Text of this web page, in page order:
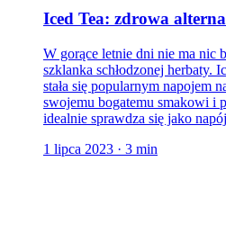
Iced Tea: zdrowa
W gorące letnie dni nie ma nic
szklanka schłodzonej herbaty.
stała się popularnym napojem
swojemu bogatemu smakowi i
idealnie sprawdza się jako
1 lipca 2023 · 3 min